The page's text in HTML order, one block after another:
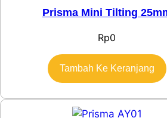
Prisma Mini Tilting
Rp0
Tambah Ke Keranjang